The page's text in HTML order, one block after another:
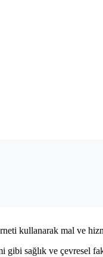
kullanarak mal ve
sağlık ve çevresel